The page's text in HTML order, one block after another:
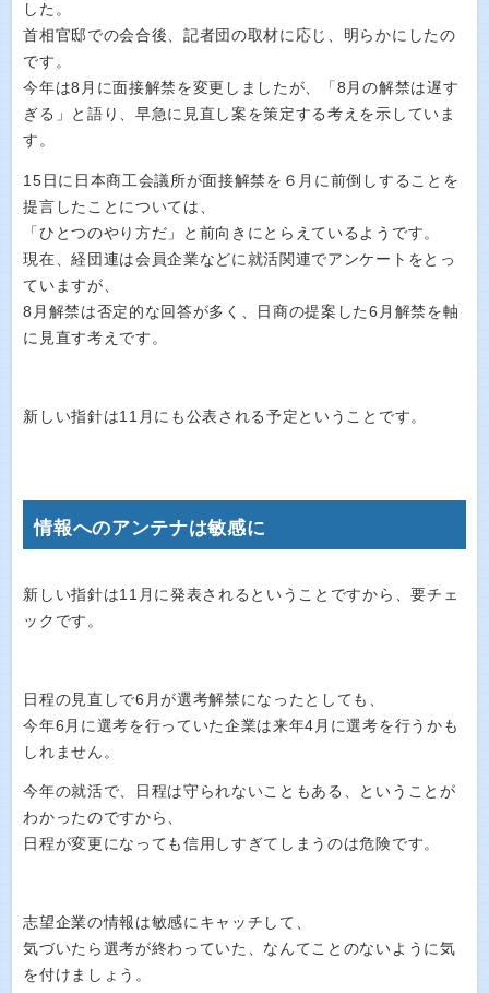
した。
首相官邸での会合後、記者団の取材に応じ、明らかにしたの
です。
今年は8月に面接解禁を変更しましたが、「8月の解禁は遅す
ぎる」と語り、早急に見直し案を策定する考えを示していま
す。
15日に日本商工会議所が面接解禁を６月に前倒しすることを
提言したことについては、
「ひとつのやり方だ」と前向きにとらえているようです。
現在、経団連は会員企業などに就活関連でアンケートをとっ
ていますが、
8月解禁は否定的な回答が多く、日商の提案した6月解禁を軸
に見直す考えです。
新しい指針は11月にも公表される予定ということです。
情報へのアンテナは敏感に
新しい指針は11月に発表されるということですから、要チェ
ックです。
日程の見直しで6月が選考解禁になったとしても、
今年6月に選考を行っていた企業は来年4月に選考を行うかも
しれません。
今年の就活で、日程は守られないこともある、ということが
わかったのですから、
日程が変更になっても信用しすぎてしまうのは危険です。
志望企業の情報は敏感にキャッチして、
気づいたら選考が終わっていた、なんてことのないように気
を付けましょう。